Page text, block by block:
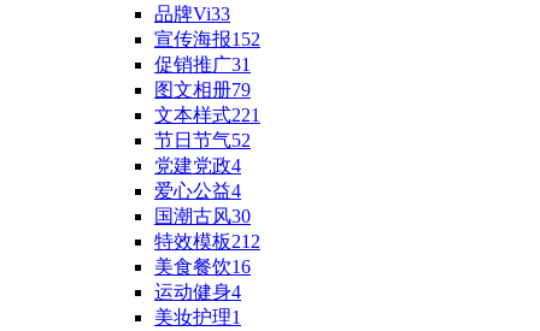
品牌Vi33
宣传海报152
促销推广31
图文相册79
文本样式221
节日节气52
党建党政4
爱心公益4
国潮古风30
特效模板212
美食餐饮16
运动健身4
美妆护理1